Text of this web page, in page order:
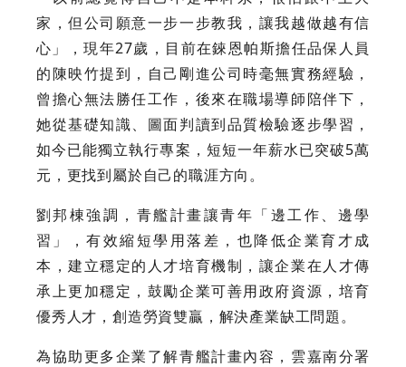
家，但公司願意一步一步教我，讓我越做越有信
心」，現年27歲，目前在錸恩帕斯擔任品保人員
的陳映竹提到，自己剛進公司時毫無實務經驗，
曾擔心無法勝任工作，後來在職場導師陪伴下，
她從基礎知識、圖面判讀到品質檢驗逐步學習，
如今已能獨立執行專案，短短一年薪水已突破5萬
元，更找到屬於自己的職涯方向。
劉邦棟強調，青艦計畫讓青年「邊工作、邊學
習」，有效縮短學用落差，也降低企業育才成
本，建立穩定的人才培育機制，讓企業在人才傳
承上更加穩定，鼓勵企業可善用政府資源，培育
優秀人才，創造勞資雙贏，解決產業缺工問題。
為協助更多企業了解青艦計畫內容，雲嘉南分署